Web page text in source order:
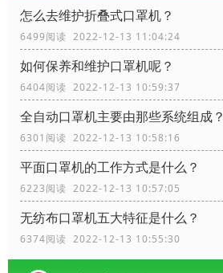
怎么去维护折叠式口罩机？
6499阅读 2022-12-13 11:04:24
如何保养和维护口罩机呢？
6404阅读 2022-12-13 10:59:37
全自动口罩机主要由那些系统组成？
6301阅读 2022-12-13 10:58:16
平面口罩机的工作方式是什么？
6223阅读 2022-12-13 10:57:05
无纺布口罩机五大特征是什么？
6374阅读 2022-12-13 10:55:30